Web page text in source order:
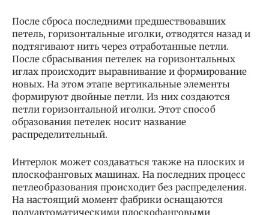
После сброса последними предшествовавших
петель, горизонтальные иголки, отводятся назад и
подтягивают нить через отработанные петли.
После сбрасывания петелек на горизонтальных
иглах происходит выравнивание и формирование
новых. На этом этапе вертикальные элементы
формируют двойные петли. Из них создаются
петли горизонтальной иголки. Этот способ
образования петелек носит название
распределительный.
Интерлок может создаваться также на плоских и
плоскофанговых машинах. На последних процесс
петлеобразования происходит без распределения.
На настоящий момент фабрики оснащаются
полуавтоматическими плоскофанговыми